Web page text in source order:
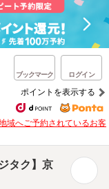
ブックマーク ログイン
ポイントを表示する
域へご予約されているお客
タク】京